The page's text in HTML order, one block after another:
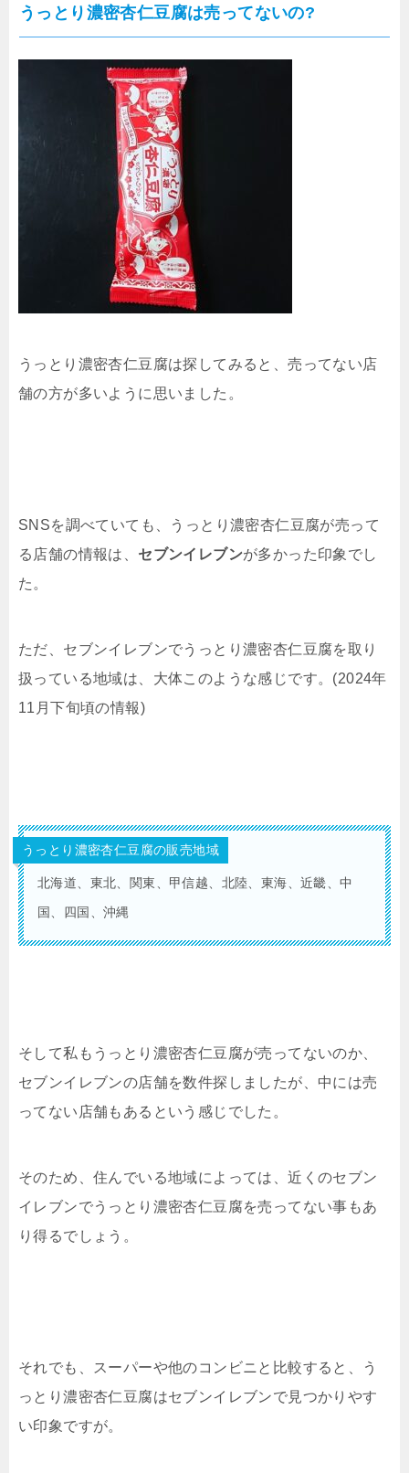
うっとり濃密杏仁豆腐は売ってないの?
うっとり濃密杏仁豆腐は探してみると、売ってない店
舗の方が多いように思いました。
SNSを調べていても、うっとり濃密杏仁豆腐が売って
る店舗の情報は、 セブンイレブンが多かった印象でし
た。
ただ、セブンイレブンでうっとり濃密杏仁豆腐を取り
扱っている地域は、大体このような感じです。(2024年
11月下旬頃の情報)
うっとり濃密杏仁豆腐の販売地域
北海道、東北、関東、甲信越、北陸、東海、近畿、中
国、四国、沖縄
そして私もうっとり濃密杏仁豆腐が売ってないのか、
セブンイレブンの店舗を数件探しましたが、中には売
ってない店舗もあるという感じでした。
そのため、住んでいる地域によっては、近くのセブン
イレブンでうっとり濃密杏仁豆腐を売ってない事もあ
り得るでしょう。
それでも、スーパーや他のコンビニと比較すると、う
っとり濃密杏仁豆腐はセブンイレブンで見つかりやす
い印象ですが。